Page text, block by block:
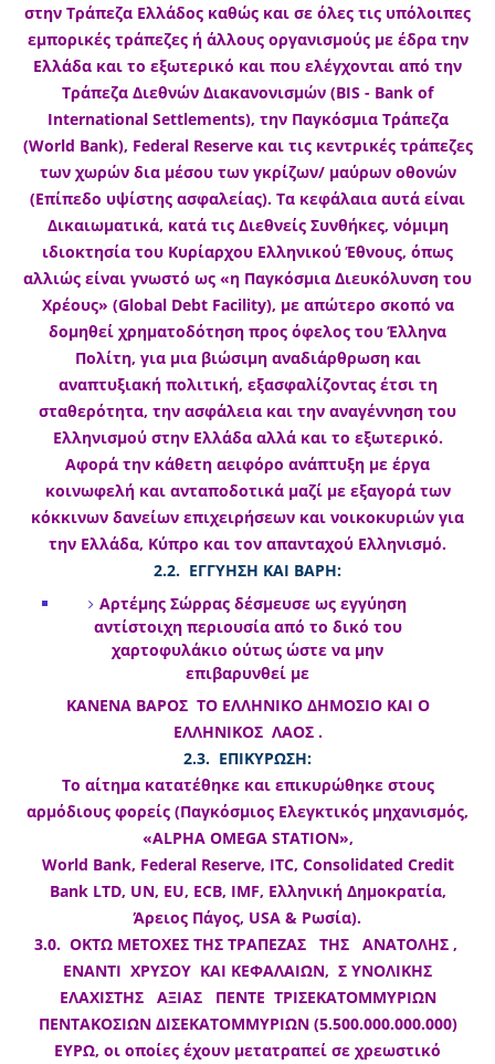
στην Τράπεζα Ελλάδος καθώς και σε όλες τις υπόλοιπες
εμπορικές τράπεζες ή άλλους οργανισμούς με έδρα την
Ελλάδα και το εξωτερικό και που ελέγχονται από την
Τράπεζα Διεθνών Διακανονισμών (BIS - Bank of
International Settlements), την Παγκόσμια Τράπεζα
(World Bank), Federal Reserve και τις κεντρικές τράπεζες
των χωρών δια μέσου των γκρίζων/ μαύρων οθονών
(Επίπεδο υψίστης ασφαλείας). Τα κεφάλαια αυτά είναι
Δικαιωματικά, κατά τις Διεθνείς Συνθήκες, νόμιμη
ιδιοκτησία του Κυρίαρχου Ελληνικού Έθνους, όπως
αλλιώς είναι γνωστό ως «η Παγκόσμια Διευκόλυνση του
Χρέους» (Global Debt Facility), με απώτερο σκοπό να
δομηθεί χρηματοδότηση προς όφελος του Έλληνα
Πολίτη, για μια βιώσιμη αναδιάρθρωση και
αναπτυξιακή πολιτική, εξασφαλίζοντας έτσι τη
σταθερότητα, την ασφάλεια και την αναγέννηση του
Ελληνισμού στην Ελλάδα αλλά και το εξωτερικό.
Αφορά την κάθετη αειφόρο ανάπτυξη με έργα
κοινωφελή και ανταποδοτικά μαζί με εξαγορά των
κόκκινων δανείων επιχειρήσεων και νοικοκυριών για
την Ελλάδα, Κύπρο και τον απανταχού Ελληνισμό.
2.2. ΕΓΓΥΗΣΗ ΚΑΙ ΒΑΡΗ:
Αρτέμης Σώρρας δέσμευσε ως εγγύηση
αντίστοιχη περιουσία από το δικό του
χαρτοφυλάκιο ούτως ώστε να μην
επιβαρυνθεί με
ΚΑΝΕΝΑ ΒΑΡΟΣ ΤΟ ΕΛΛΗΝΙΚΟ ΔΗΜΟΣΙΟ ΚΑΙ Ο
ΕΛΛΗΝΙΚΟΣ ΛΑΟΣ .
2.3. ΕΠΙΚΥΡΩΣΗ:
Το αίτημα κατατέθηκε και επικυρώθηκε στους
αρμόδιους φορείς (Παγκόσμιος Ελεγκτικός μηχανισμός,
«ALPHA OMEGA STATION»,
World Bank, Federal Reserve, ITC, Consolidated Credit
Bank LTD, UN, EU, ECB, IMF, Ελληνική Δημοκρατία,
Άρειος Πάγος, USA & Ρωσία).
3.0. ΟΚΤΩ ΜΕΤΟΧΕΣ ΤΗΣ ΤΡΑΠΕΖΑΣ ΤΗΣ ΑΝΑΤΟΛΗΣ ,
ΕΝΑΝΤΙ ΧΡΥΣΟΥ ΚΑΙ ΚΕΦΑΛΑΙΩΝ, Σ ΥΝΟΛΙΚΗΣ
ΕΛΑΧΙΣΤΗΣ ΑΞΙΑΣ ΠΕΝΤΕ ΤΡΙΣΕΚΑΤΟΜΜΥΡΙΩΝ
ΠΕΝΤΑΚΟΣΙΩΝ ΔΙΣΕΚΑΤΟΜΜΥΡΙΩΝ (5.500.000.000.000)
ΕΥΡΩ, οι οποίες έχουν μετατραπεί σε χρεωστικό